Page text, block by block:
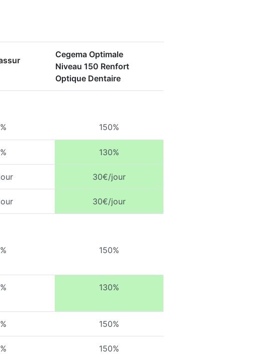
Cegema Optimale
Niveau 150 Renfort
Optique Dentaire
150%
130%
30€/jour
30€/jour
150%
130%
150%
150%